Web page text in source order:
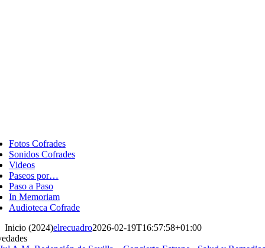
Fotos Cofrades
Sonidos Cofrades
Videos
Paseos por…
Paso a Paso
In Memoriam
Audioteca Cofrade
Inicio (2024)elrecuadro2026-02-19T16:57:58+01:00